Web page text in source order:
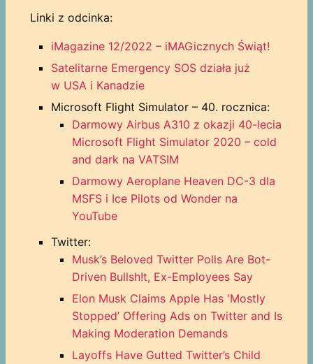
Linki z odcinka:
iMagazine 12/2022 – iMAGicznych Świąt!
Satelitarne Emergency SOS działa już
w USA i Kanadzie
Microsoft Flight Simulator – 40. rocznica:
Darmowy Airbus A310 z okazji 40-lecia
Microsoft Flight Simulator 2020 – cold
and dark na VATSIM
Darmowy Aeroplane Heaven DC-3 dla
MSFS i Ice Pilots od Wonder na
YouTube
Twitter:
Musk’s Beloved Twitter Polls Are Bot-
Driven Bullsh!t, Ex-Employees Say
Elon Musk Claims Apple Has 'Mostly
Stopped’ Offering Ads on Twitter and Is
Making Moderation Demands
Layoffs Have Gutted Twitter’s Child